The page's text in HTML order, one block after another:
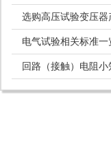
选购高压试验变压器
注意的事项
电气试验相关标准一
回路（接触）电阻小